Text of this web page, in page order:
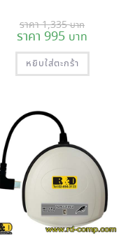
1,335 Original
price
was:
1,335 ฿.
995
is:
หยิบใส่ตะกร้า